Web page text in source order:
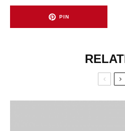
PIN